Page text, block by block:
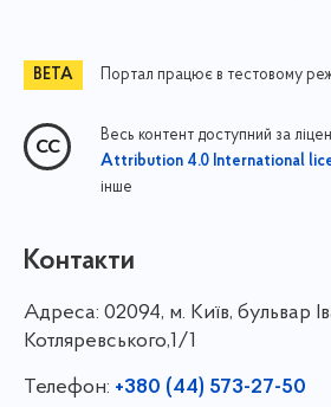
Портал працює в тестовому
Весь контент доступний за
Attribution 4.0 International
інше
Контакти
Адреса: 02094, м. Київ, бульвар
Котляревського,1/1
Телефон: +380 (44) 573-27-50